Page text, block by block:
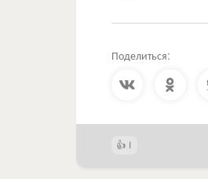
Поделиться:
1